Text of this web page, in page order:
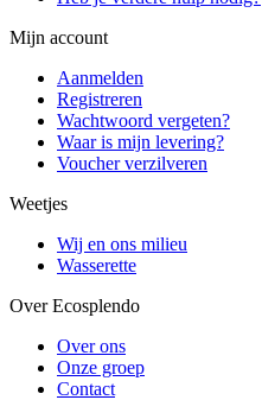
Mijn account
Aanmelden
Registreren
Wachtwoord vergeten?
Waar is mijn levering?
Voucher verzilveren
Weetjes
Wij en ons milieu
Wasserette
Over Ecosplendo
Over ons
Onze groep
Contact